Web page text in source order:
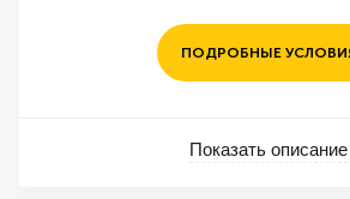
ПОДРОБНЫЕ
Показать описание